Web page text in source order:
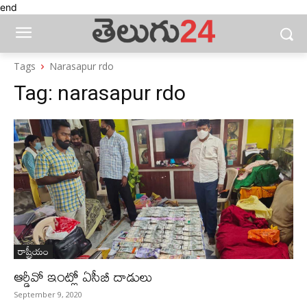
end
Tags Narasapur rdo
Tag: narasapur rdo
రాష్ట్రీయం
ఆర్డీవో ఇంట్లో ఏసీబీ దాడులు
September 9, 2020